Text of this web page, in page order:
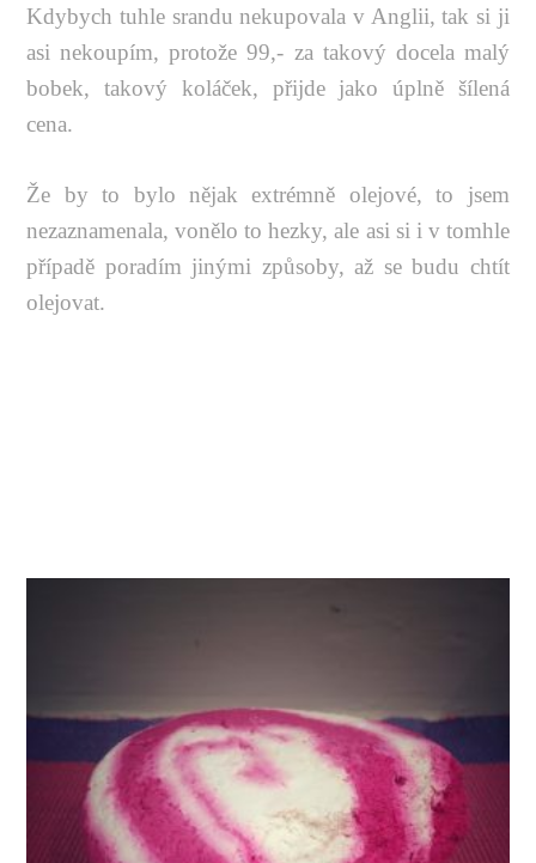
Kdybych tuhle srandu nekupovala v Anglii, tak si ji
asi nekoupím, protože 99,- za takový docela malý
bobek, takový koláček, přijde jako úplně šílená
cena.
Že by to bylo nějak extrémně olejové, to jsem
nezaznamenala, vonělo to hezky, ale asi si i v tomhle
případě poradím jinými způsoby, až se budu chtít
olejovat.